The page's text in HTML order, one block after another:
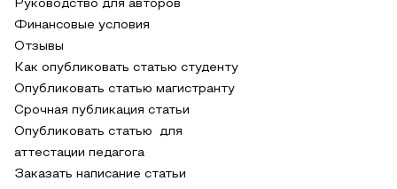
Руководство для авторов
Финансовые условия
Отзывы
Как опубликовать статью студенту
Опубликовать статью магистранту
Срочная публикация статьи
Опубликовать статью для
аттестации педагога
Заказать написание статьи